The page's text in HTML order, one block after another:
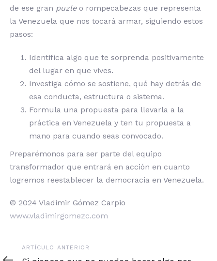
de ese gran puzleo rompecabezas que representa
la Venezuela que nos tocará armar, siguiendo estos
pasos:
Identifica algo que te sorprenda positivamente
del lugar en que vives.
Investiga cómo se sostiene, qué hay detrás de
esa conducta, estructura o sistema.
Formula una propuesta para llevarla a la
práctica en Venezuela y ten tu propuesta a
mano para cuando seas convocado.
Preparémonos para ser parte del equipo
transformador que entrará en acción en cuanto
logremos reestablecer la democracia en Venezuela.
© 2024 Vladimir Gómez Carpio
www.vladimirgomezc.com
Artículo
anterior
ARTÍCULO ANTERIOR